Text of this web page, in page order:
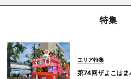
特集
エリア特集
第74回ザよこは